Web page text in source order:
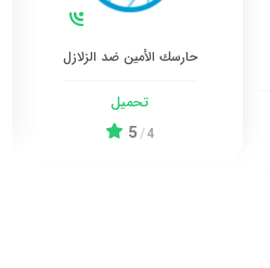
حارسك الأمين ضد الزلازل
تحميل
4
/
5